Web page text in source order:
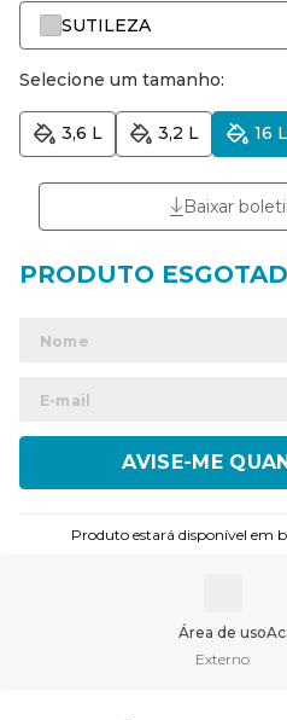
SUTILEZA
Selecione um tamanho:
3,6 L 3,2 L 16 L
Baixar
Produto estará disponível em
Área de uso
Externo